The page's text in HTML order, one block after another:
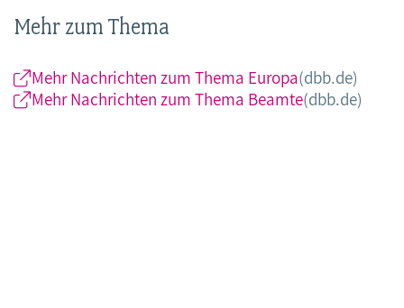
Mehr zum Thema
Mehr Nachrichten zum Thema Europa(dbb.de)
Mehr Nachrichten zum Thema Beamte(dbb.de)